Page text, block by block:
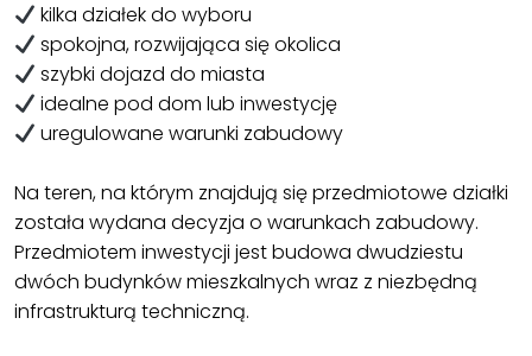
kilka działek do wyboru
spokojna, rozwijająca się okolica
szybki dojazd do miasta
idealne pod dom lub inwestycję
uregulowane warunki zabudowy
Na teren, na którym znajdują się przedmiotowe działki
została wydana decyzja o warunkach zabudowy.
Przedmiotem inwestycji jest budowa dwudziestu
dwóch budynków mieszkalnych wraz z niezbędną
infrastrukturą techniczną.